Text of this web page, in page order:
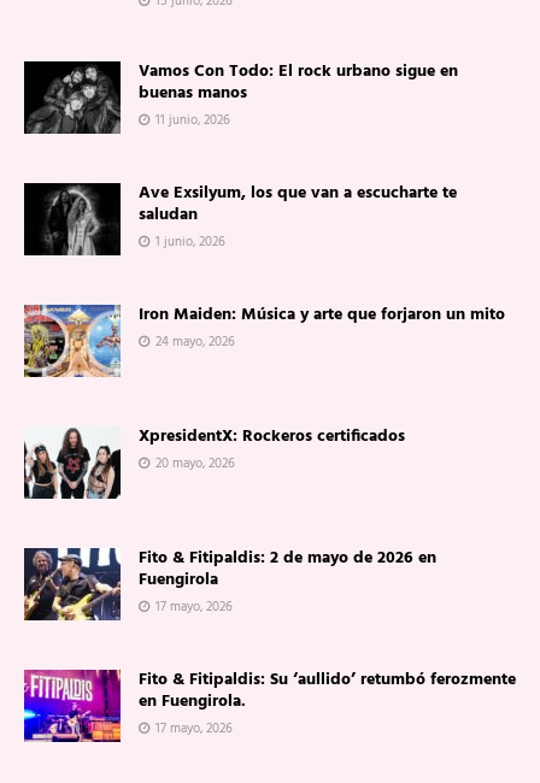
Vamos Con Todo: El rock urbano sigue en
buenas manos
11 junio, 2026
Ave Exsilyum, los que van a escucharte te
saludan
1 junio, 2026
Iron Maiden: Música y arte que forjaron un mito
24 mayo, 2026
XpresidentX: Rockeros certificados
20 mayo, 2026
Fito & Fitipaldis: 2 de mayo de 2026 en
Fuengirola
17 mayo, 2026
Fito & Fitipaldis: Su ‘aullido’ retumbó ferozmente
en Fuengirola.
17 mayo, 2026